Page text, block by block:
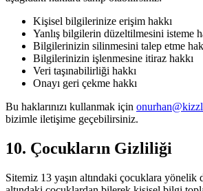
Kişisel bilgilerinize erişim hakkı
Yanlış bilgilerin düzeltilmesini isteme
Bilgilerinizin silinmesini talep etme
Bilgilerinizin işlenmesine itiraz hakkı
Veri taşınabilirliği hakkı
Onayı geri çekme hakkı
Bu haklarınızı kullanmak için
bizimle iletişime geçebilirsiniz.
10. Çocukların Gizliliği
Sitemiz 13 yaşın altındaki çocuklara yönelik